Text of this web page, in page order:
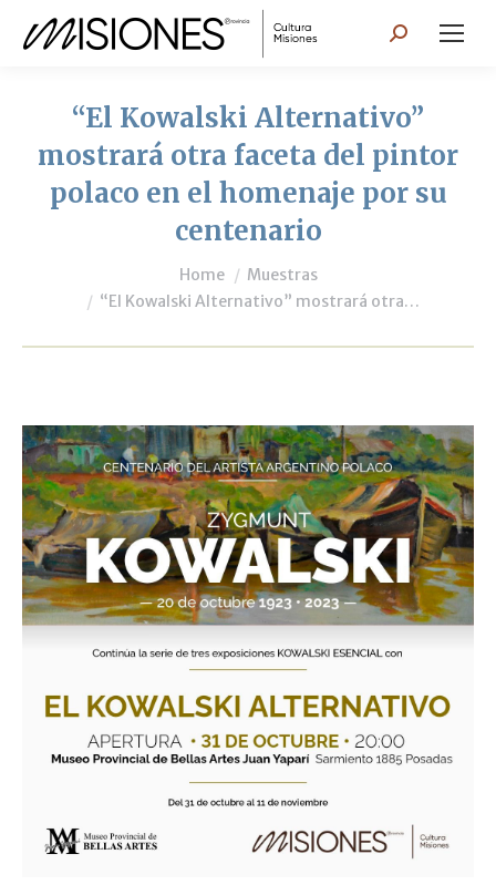
Search:
“El Kowalski Alternativo”
mostrará otra faceta del pintor
polaco en el homenaje por su
centenario
Home
Muestras
“El Kowalski Alternativo” mostrará otra…